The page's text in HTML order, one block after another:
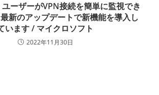
ーザーがVPN接続を簡単に監視でき
新のアップデートで新機能を導入し
います / マイクロソフト
2022年11月30日